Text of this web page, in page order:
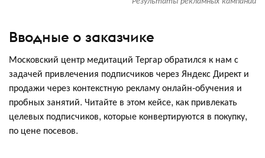
Вводные о заказчике
Московский центр медитаций Тергар обратился к нам с
задачей привлечения подписчиков через Яндекс Директ и
продажи через контекстную рекламу онлайн-обучения и
пробных занятий. Читайте в этом кейсе, как привлекать
целевых подписчиков, которые конвертируются в покупку,
по цене посевов.